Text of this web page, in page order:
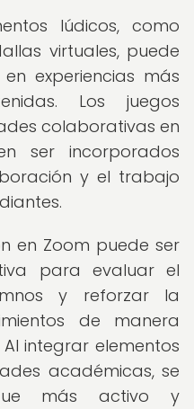
lúdicos, como
virtuales, puede
experiencias más
Los juegos
colaborativas en
ser incorporados
y el trabajo
en Zoom puede ser
para evaluar el
y reforzar la
de manera
integrar elementos
académicas, se
más activo y